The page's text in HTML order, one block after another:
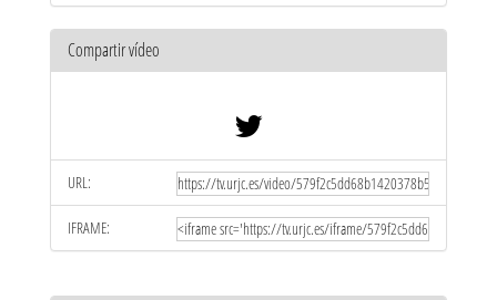
Compartir vídeo
URL:
IFRAME: